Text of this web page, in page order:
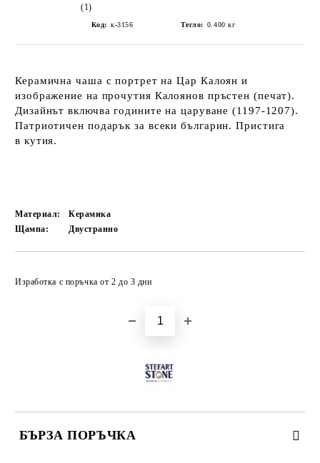
(1)
Код: к-3156 Тегло: 0.400 кг
Керамична чаша с портрет наЦар Калоян и
изображение на прочутия Калоянов пръстен (печат).
Дизайнът включва годините на царуване (1197-1207).
Патриотичен подарък за всеки българин. Пристига
в кутия.
Материал:
Керамика
Щампа:
Двустранно
Изработка с поръчка от 2 до 3 дни
БЪРЗА ПОРЪЧКА